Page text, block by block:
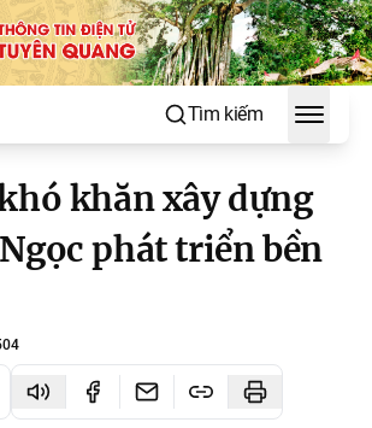
Tìm kiếm
Toggle
khăn xây dựng
phát triển bền